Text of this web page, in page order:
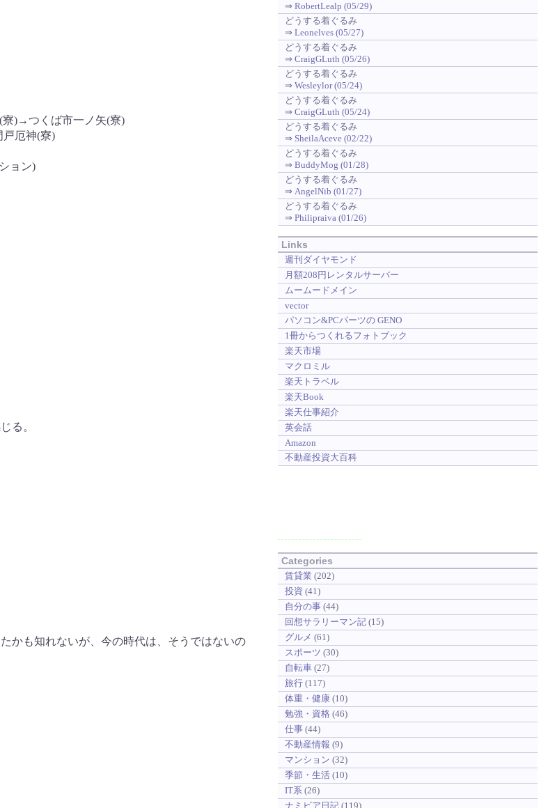
)→つくば市一ノ矢(寮)
厄神(寮)
ョン)
る。
かも知れないが、今の時代は、そうではないの
⇒ RobertLealp (05/29)
どうする着ぐるみ
⇒ Leonelves (05/27)
どうする着ぐるみ
⇒ CraigGLuth (05/26)
どうする着ぐるみ
⇒ Wesleylor (05/24)
どうする着ぐるみ
⇒ CraigGLuth (05/24)
どうする着ぐるみ
⇒ SheilaAceve (02/22)
どうする着ぐるみ
⇒ BuddyMog (01/28)
どうする着ぐるみ
⇒ AngelNib (01/27)
どうする着ぐるみ
⇒ Philipraiva (01/26)
Links
週刊ダイヤモンド
月額208円レンタルサーバー
ムームードメイン
vector
パソコン&PCパーツの GENO
1冊からつくれるフォトブック
楽天市場
マクロミル
楽天トラベル
楽天Book
楽天仕事紹介
英会話
Amazon
不動産投資大百科
Categories
賃貸業 (202)
投資 (41)
自分の事(44)
回想サラリーマン記(15)
グルメ (61)
スポーツ (30)
自転車(27)
旅行(117)
体重・健康(10)
勉強・資格(46)
仕事(44)
不動産情報 (9)
マンション (32)
季節・生活(10)
IT系(26)
ナミビア日記(119)